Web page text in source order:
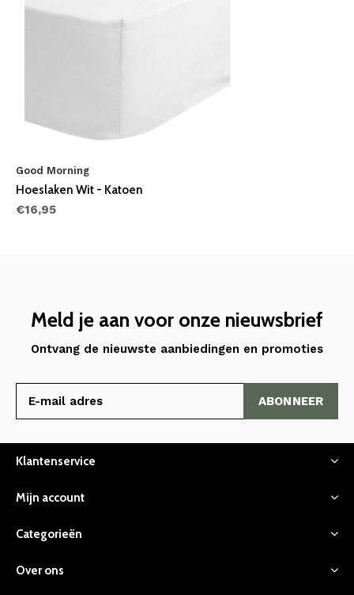
Good Morning
Hoeslaken Wit - Katoen
€16,95
Meld je aan voor onze nieuwsbrief
Ontvang de nieuwste aanbiedingen en promoties
ABONNEER
Klantenservice
Mijn account
Categorieën
Over ons